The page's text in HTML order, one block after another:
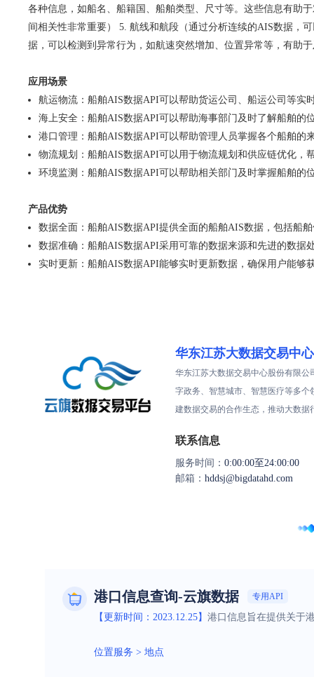
各种信息，如船名、船籍国、船舶类型、尺寸等。这些信息有助
间相关性非常重要） 5. 航线和航段（通过分析连续的AIS数据，
据，可以检测到异常行为，如航速突然增加、位置异常等，有助
应用场景
航运物流：船舶AIS数据API可以帮助货运公司、船运公司等
海上安全：船舶AIS数据API可以帮助海事部门及时了解船舶
港口管理：船舶AIS数据API可以帮助管理人员掌握各个船舶
物流规划：船舶AIS数据API可以用于物流规划和供应链优化
环境监测：船舶AIS数据API可以帮助相关部门及时掌握船舶的
产品优势
数据全面：船舶AIS数据API提供全面的船舶AIS数据，包括船
数据准确：船舶AIS数据API采用可靠的数据来源和先进的数据
实时更新：船舶AIS数据API能够实时更新数据，确保用户能够
华东江苏大数据交易中
华东江苏大数据交易中心股份有限
字政务、智慧城市、智慧医疗等多
建数据交易的合作生态，推动大数据
联系信息
服务时间： 0:00:00至24:00:00
邮箱： hddsj@bigdatahd.com
港口信息查询-云旗数据 专用API
【更新时间：2023.12.25】 港口信息旨在提供关于
位置服务 > 地点